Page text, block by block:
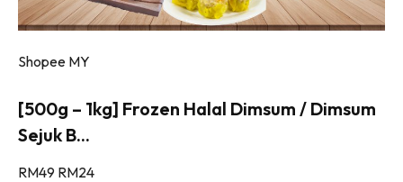
Shopee MY
[500g – 1kg] Frozen Halal Dimsum / Dimsum
Sejuk B...
RM49 RM24